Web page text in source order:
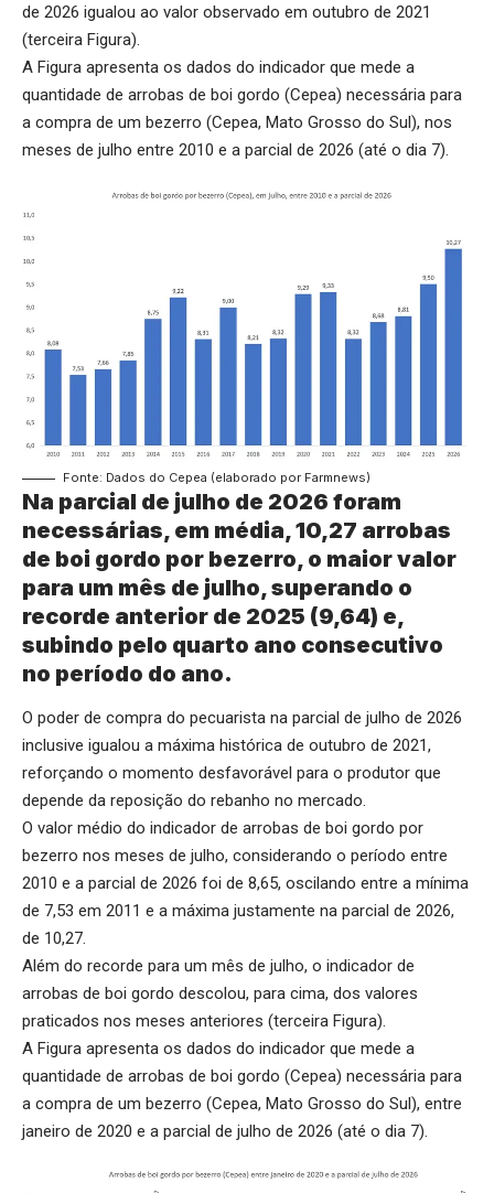
de 2026 igualou ao valor observado em outubro de 2021
(terceira Figura).
A Figura apresenta os dados do indicador que mede a
quantidade de arrobas de boi gordo (Cepea) necessária para
a compra de um bezerro (Cepea, Mato Grosso do Sul), nos
meses de julho entre 2010 e a parcial de 2026 (até o dia 7).
Fonte: Dados do Cepea (elaborado por Farmnews)
Na parcial de julho de 2026 foram
necessárias, em média, 10,27 arrobas
de boi gordo por bezerro, o maior valor
para um mês de julho, superando o
recorde anterior de 2025 (9,64) e,
subindo pelo quarto ano consecutivo
no período do ano.
O poder de compra do pecuarista na parcial de julho de 2026
inclusive igualou a máxima histórica de outubro de 2021,
reforçando o momento desfavorável para o produtor que
depende da reposição do rebanho no mercado.
O valor médio do indicador de arrobas de boi gordo por
bezerro nos meses de julho, considerando o período entre
2010 e a parcial de 2026 foi de 8,65, oscilando entre a mínima
de 7,53 em 2011 e a máxima justamente na parcial de 2026,
de 10,27.
Além do recorde para um mês de julho, o indicador de
arrobas de boi gordo descolou, para cima, dos valores
praticados nos meses anteriores (terceira Figura).
A Figura apresenta os dados do indicador que mede a
quantidade de arrobas de boi gordo (Cepea) necessária para
a compra de um bezerro (Cepea, Mato Grosso do Sul), entre
janeiro de 2020 e a parcial de julho de 2026 (até o dia 7).